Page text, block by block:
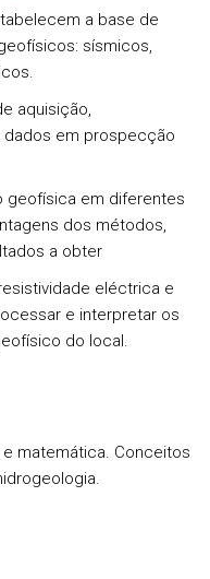
a base de
sísmicos,
aquisição,
em prospecção
geofísica em diferentes
dos métodos,
a obter
eléctrica e
e interpretar os
do local.
matemática. Conceitos